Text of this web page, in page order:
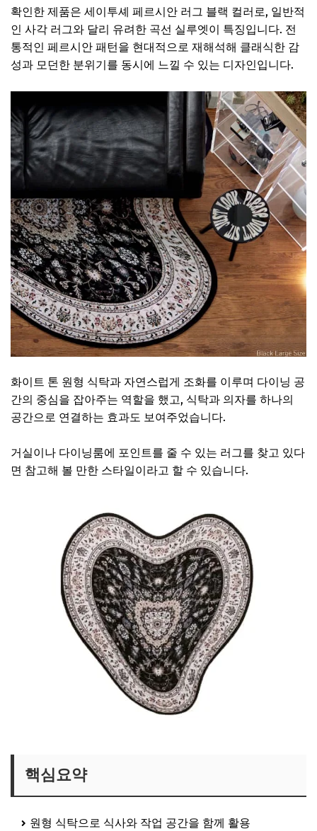
확인한 제품은 세이투셰 페르시안 러그 블랙 컬러로, 일반적
인 사각 러그와 달리 유려한 곡선 실루엣이 특징입니다. 전
통적인 페르시안 패턴을 현대적으로 재해석해 클래식한 감
성과 모던한 분위기를 동시에 느낄 수 있는 디자인입니다.
화이트 톤 원형 식탁과 자연스럽게 조화를 이루며 다이닝 공
간의 중심을 잡아주는 역할을 했고, 식탁과 의자를 하나의
공간으로 연결하는 효과도 보여주었습니다.
거실이나 다이닝룸에 포인트를 줄 수 있는 러그를 찾고 있다
면 참고해 볼 만한 스타일이라고 할 수 있습니다.
핵심요약
원형 식탁으로 식사와 작업 공간을 함께 활용